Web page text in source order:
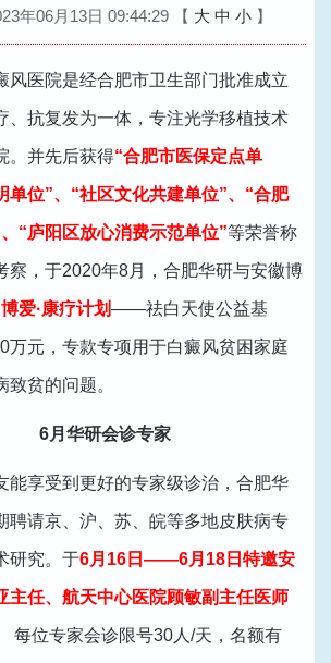
年06月13日 09:44:29 【 大 中 小】
医院是经合肥市卫生部门批准成立
、抗复发为一体，专注光学移植技术
。并先后获得“合肥市医保定点单
单位”、“社区文化共建单位”、“合肥
“庐阳区放心消费示范单位”等荣誉称
察，于2020年8月，合肥华研与安徽博
爱·康疗计划——祛白天使公益基
万元，专款专项用于白癜风贫困家庭
贫的问题。
6月华研会诊专家
享受到更好的专家级诊治，合肥华
聘请京、沪、苏、皖等多地皮肤病专
研究。于6月16日——6月18日特邀安
主任、航天中心医院顾敏副主任医师
每位专家会诊限号30人/天，名额有